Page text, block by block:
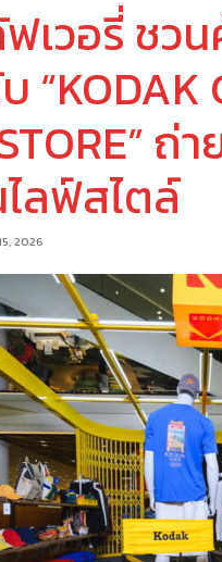
เวอรี่ ชว
“KODAK
ลฟ์สไตล์
2026